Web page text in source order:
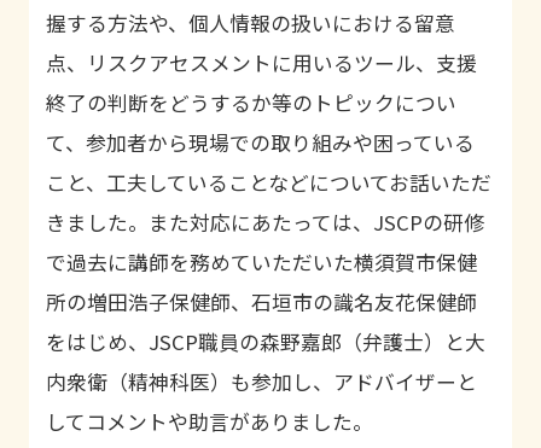
握する方法や、個人情報の扱いにおける留意
点、リスクアセスメントに用いるツール、支援
終了の判断をどうするか等のトピックについ
て、参加者から現場での取り組みや困っている
こと、工夫していることなどについてお話いただ
きました。また対応にあたっては、 JSCPの研修
で過去に講師を務めていただいた横須賀市保健
所の増田浩子保健師、石垣市の識名友花保健師
をはじめ、 JSCP職員の森野嘉郎（弁護士）と大
内衆衛（精神科医）も参加し、アドバイザーと
してコメントや助言がありました。